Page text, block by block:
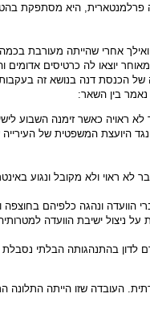
פרלמנטארית, היא מסתפקת
אחרי שהייתה מעורבת
יוצאו לה כרטיסים אדומים
הכנסת דנה בנושא זה
בין השאר:
ראויה כאשר זימנה השבוע
נגד היועצת המשפטית של
ראוי ולא מקובל ונגוע
ונהגה כלפיהם בחוצפה
ניצול ישיבת הוועדה למטרותיה
לדון בהתנהגותה הבלתי
העובדה שזו הייתה התלונה